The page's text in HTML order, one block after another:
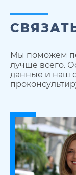
Мы поможем
лучше всего.
данные и наш